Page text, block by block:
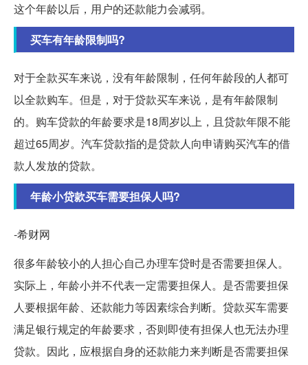
这个年龄以后，用户的还款能力会减弱。
买车有年龄限制吗?
对于全款买车来说，没有年龄限制，任何年龄段的人都可
以全款购车。但是，对于贷款买车来说，是有年龄限制
的。购车贷款的年龄要求是18周岁以上，且贷款年限不能
超过65周岁。汽车贷款指的是贷款人向申请购买汽车的借
款人发放的贷款。
年龄小贷款买车需要担保人吗?
-希财网
很多年龄较小的人担心自己办理车贷时是否需要担保人。
实际上，年龄小并不代表一定需要担保人。是否需要担保
人要根据年龄、还款能力等因素综合判断。贷款买车需要
满足银行规定的年龄要求，否则即使有担保人也无法办理
贷款。因此，应根据自身的还款能力来判断是否需要担保